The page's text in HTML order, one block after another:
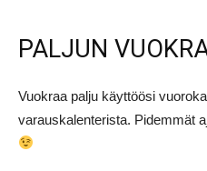
PALJUN
Vuokraa palju käyttöösi
varauskalenterista. Pidemmät